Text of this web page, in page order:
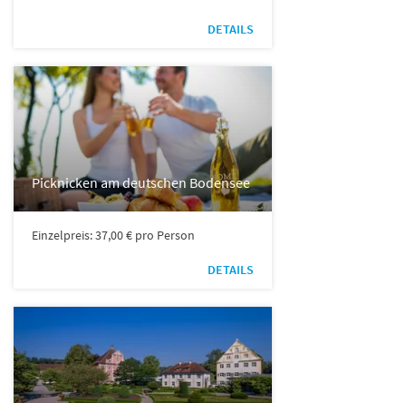
DETAILS
Picknicken am deutschen Bodensee
Einzelpreis: 37,00 € pro Person
DETAILS